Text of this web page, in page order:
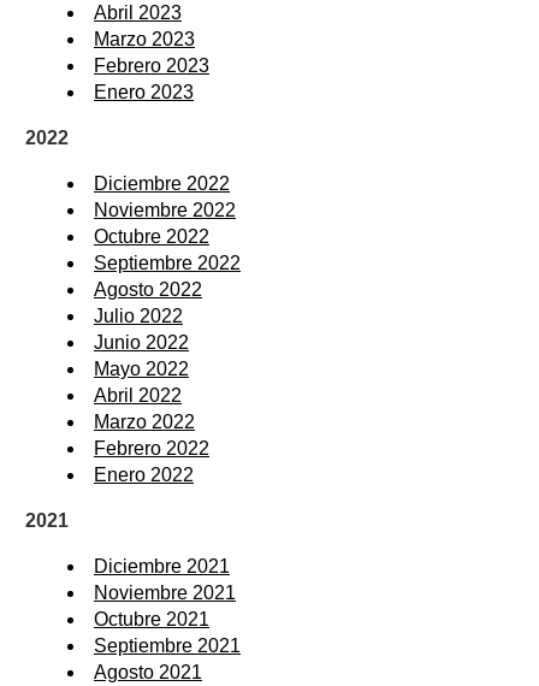
Abril 2023
Marzo 2023
Febrero 2023
Enero 2023
2022
Diciembre 2022
Noviembre 2022
Octubre 2022
Septiembre 2022
Agosto 2022
Julio 2022
Junio 2022
Mayo 2022
Abril 2022
Marzo 2022
Febrero 2022
Enero 2022
2021
Diciembre 2021
Noviembre 2021
Octubre 2021
Septiembre 2021
Agosto 2021